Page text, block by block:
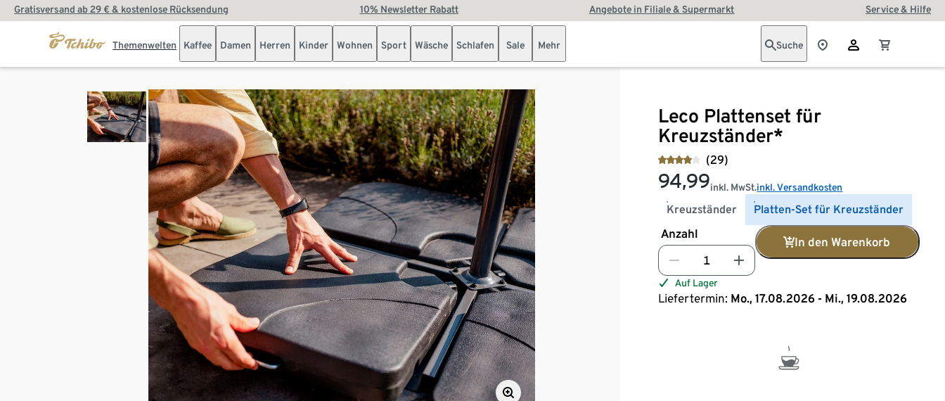
Gratisversand ab 29 € & kostenlose Rücksendung 10% Newsletter Rabatt Angebote in Filiale & Supermarkt Service & Hilfe
Themenwelten Kaffee Damen Herren Kinder Wohnen Sport Wäsche Schlafen Sale Mehr Suche
Leco Plattenset für
Kreuzständer*
(29)
94,99inkl. MwSt.inkl. Versandkosten
Kreuzständer Platten-Set für Kreuzständer
Anzahl
In den Warenkorb
Auf Lager
Liefertermin: Mo., 17.08.2026 - Mi., 19.08.2026